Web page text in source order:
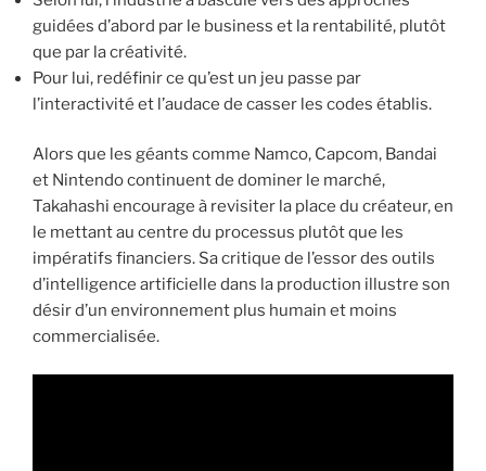
guidées d’abord par le business et la rentabilité, plutôt
que par la créativité.
Pour lui, redéfinir ce qu’est un jeu passe par
l’interactivité et l’audace de casser les codes établis.
Alors que les géants comme Namco, Capcom, Bandai
et Nintendo continuent de dominer le marché,
Takahashi encourage à revisiter la place du créateur, en
le mettant au centre du processus plutôt que les
impératifs financiers. Sa critique de l’essor des outils
d’intelligence artificielle dans la production illustre son
désir d’un environnement plus humain et moins
commercialisée.